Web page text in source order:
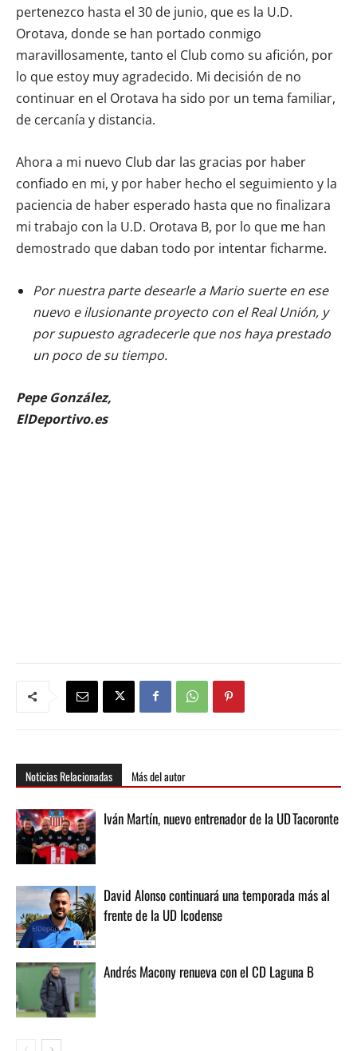
pertenezco hasta el 30 de junio, que es la U.D.
Orotava, donde se han portado conmigo
maravillosamente, tanto el Club como su afición, por
lo que estoy muy agradecido. Mi decisión de no
continuar en el Orotava ha sido por un tema familiar,
de cercanía y distancia.
Ahora a mi nuevo Club dar las gracias por haber
confiado en mi, y por haber hecho el seguimiento y la
paciencia de haber esperado hasta que no finalizara
mi trabajo con la U.D. Orotava B, por lo que me han
demostrado que daban todo por intentar ficharme.
Por nuestra parte desearle a Mario suerte en ese
nuevo e ilusionante proyecto con el Real Unión, y
por supuesto agradecerle que nos haya prestado
un poco de su tiempo.
Pepe González,
ElDeportivo.es
Noticias Relacionadas Más del autor
Iván Martín, nuevo entrenador de la UD Tacoronte
David Alonso continuará una temporada más al
frente de la UD Icodense
Andrés Macony renueva con el CD Laguna B